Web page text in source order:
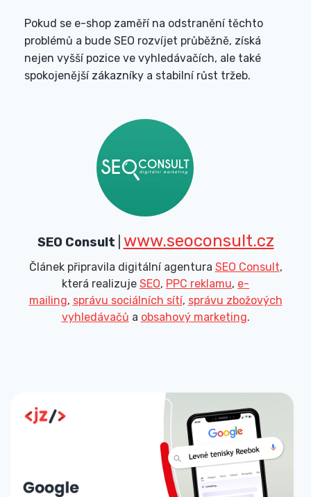
Pokud se e-shop zaměří na odstranění těchto
problémů a bude SEO rozvíjet průběžně, získá
nejen vyšší pozice ve vyhledávačích, ale také
spokojenější zákazníky a stabilní růst tržeb.
SEO Consult www.seoconsult.cz
Článek připravila digitální agentura SEO Consult,
která realizuje SEO, PPC reklamu, e-
mailing, správu sociálních sítí, správu zbožových
vyhledávačů a obsahový marketing.